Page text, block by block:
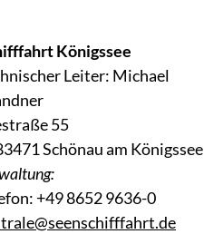
Königssee
Leiter: Michael
55
Schönau am Königssee
+49 8652 9636-0